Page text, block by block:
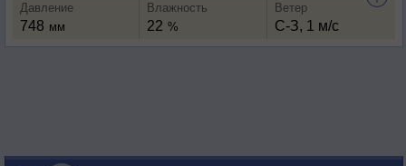
Давление
748 мм
Влажность
22 %
Ветер
С-З, 1 м/с